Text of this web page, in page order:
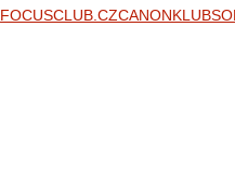
FOCUSCLUB.CZCANONKLUB